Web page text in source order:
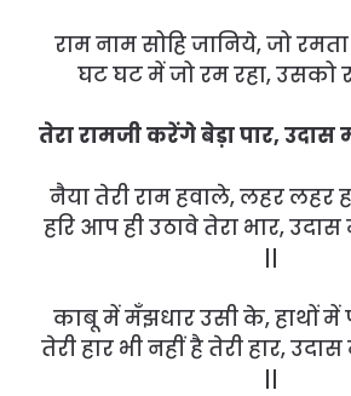
राम नाम सोहि जानिये, जो
घट घट में जो रम रहा, उसको
तेरा रामजी करेंगे बेड़ा पार,
नैया तेरी राम हवाले, लहर लहर
हरि आप ही उठावे तेरा भार,
||
काबू में मँझधार उसी के, हाथों में
तेरी हार भी नहीं है तेरी हार,
||